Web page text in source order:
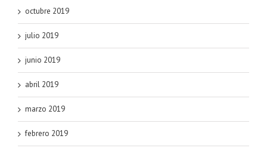
octubre 2019
julio 2019
junio 2019
abril 2019
marzo 2019
febrero 2019